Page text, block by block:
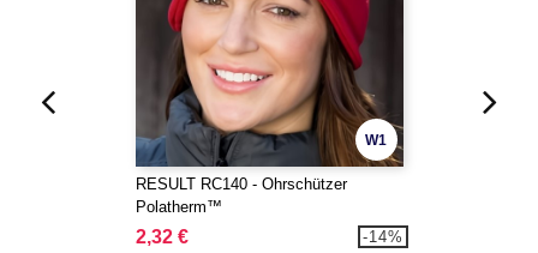
W1
RESULT RC140 - Ohrschützer
Polatherm™
2,32 € -14%